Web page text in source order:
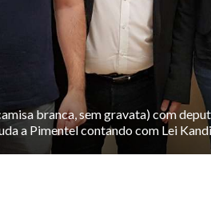
branca, sem gravata) com
a Pimentel contando com Lei